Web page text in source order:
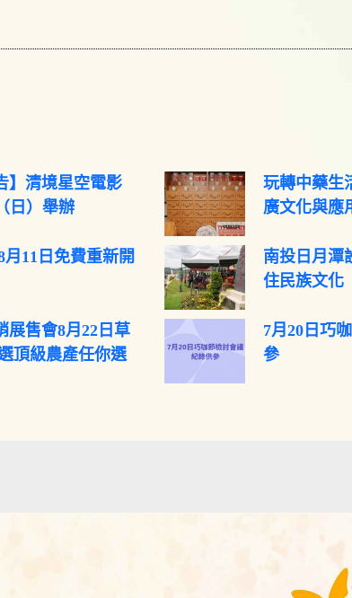
】清境星空電影
日）舉辦
玩轉中藥生
廣文化與應
11日免費重新開
南投日月潭
住民族文化
展售會8月22日草
頂級農產任你選
7月20日巧
參